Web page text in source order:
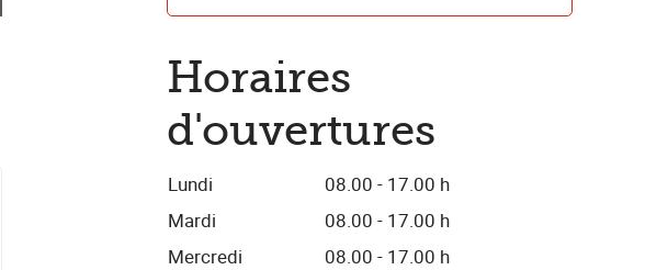
Horaires
d'ouvertures
Lundi
08.00 - 17.00 h
Mardi
08.00 - 17.00 h
Mercredi
08.00 - 17.00 h